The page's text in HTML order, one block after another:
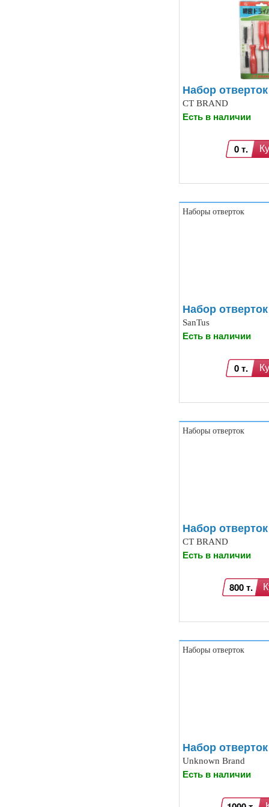
Набор
CT BRAND
Есть в наличии
0 т.
Наборы отверток
Набор
SanTus
Есть в наличии
0 т.
Наборы отверток
Набор
CT BRAND
Есть в наличии
800 т.
Наборы отверток
Набор
Unknown Brand
Есть в наличии